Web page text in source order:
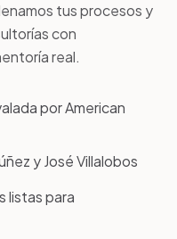
tus procesos y
con
real.
por American
y José Villalobos
listas para